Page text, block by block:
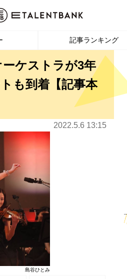
記事ランキング
ーケストラが3年
も到着【記事本
2022.5.6 13:15
島谷ひとみ